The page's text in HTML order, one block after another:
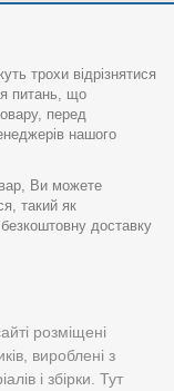
трохи відрізнятися
питань, що
перед
нашого
Ви можете
такий як
доставку
розміщені
вироблені з
і збірки. Тут